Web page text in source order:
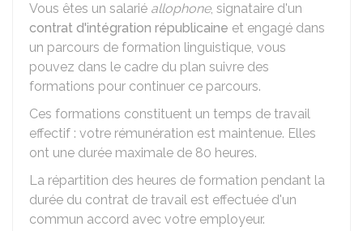
Vous êtes un salarié allophone, signataire d'un
contrat d'intégration républicaine et engagé dans
un parcours de formation linguistique, vous
pouvez dans le cadre du plan suivre des
formations pour continuer ce parcours.
Ces formations constituent un temps de travail
effectif : votre rémunération est maintenue. Elles
ont une durée maximale de 80 heures.
La répartition des heures de formation pendant la
durée du contrat de travail est effectuée d'un
commun accord avec votre employeur.